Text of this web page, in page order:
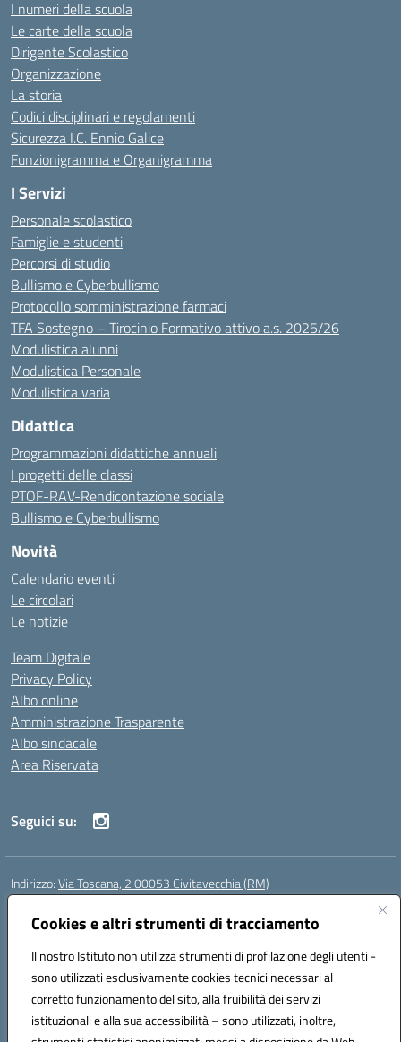
Cookies e altri strumenti di tracciamento
Il nostro Istituto non utilizza strumenti di profilazione degli utenti -
sono utilizzati esclusivamente cookies tecnici necessari al
corretto funzionamento del sito, alla fruibilità dei servizi
istituzionali e alla sua accessibilità – sono utilizzati, inoltre,
I numeri della scuola
Le carte della scuola
Dirigente Scolastico
Organizzazione
La storia
Codici disciplinari e regolamenti
Sicurezza I.C. Ennio Galice
Funzionigramma e Organigramma
I Servizi
Personale scolastico
Famiglie e studenti
Percorsi di studio
Bullismo e Cyberbullismo
Protocollo somministrazione farmaci
TFA Sostegno – Tirocinio Formativo attivo a.s. 2025/26
Modulistica alunni
Modulistica Personale
Modulistica varia
Didattica
Programmazioni didattiche annuali
I progetti delle classi
PTOF-RAV-Rendicontazione sociale
Bullismo e Cyberbullismo
Novità
Calendario eventi
Le circolari
Le notizie
Team Digitale
Privacy Policy
Albo online
Amministrazione Trasparente
Albo sindacale
Area Riservata
Seguici su:
Indirizzo:Via Toscana, 2 00053 Civitavecchia (RM)
Centralino:
Posta elettronica certificata (PEC):rmic8b900g@pec.istruzione.it
Codice fiscale: 91038380589
Codice meccanografico:RMIC8B900G
Codice Indice delle Pubbliche Amministrazioni (IPA): istsc_rmic8b900g
Codice unico di fatturazione (CUF): UFP4NO